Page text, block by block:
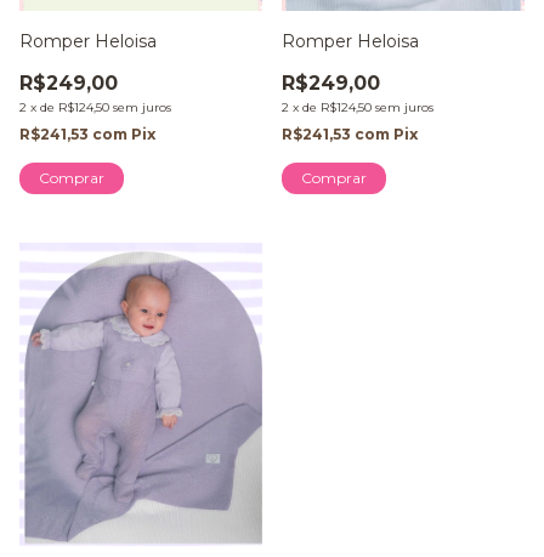
Romper Heloisa
R$249,00
2 x de R$124,50 sem juros
R$241,53 com Pix
Comprar
Romper Heloisa
R$249,00
2 x de R$124,50 sem juros
R$241,53 com Pix
Comprar